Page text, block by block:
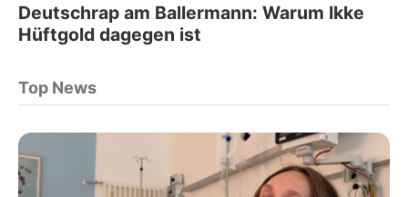
Deutschrap am Ballermann: Warum Ikke
Hüftgold dagegen ist
Top News